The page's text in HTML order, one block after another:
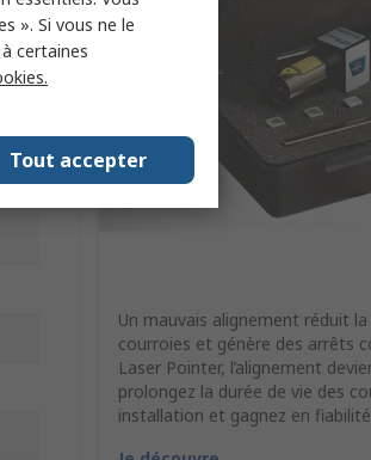
Un mauvais alignement réduit
courroies et génère des arrêts
Laser Pointer, l’alignement
prolongez la durée de vie des
installation et gagnez en
». Si vous ne le
certaines
Tout accepter